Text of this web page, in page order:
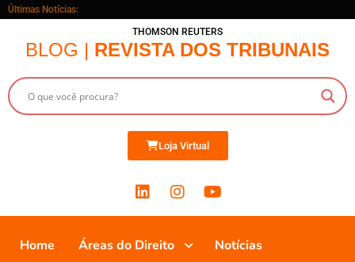
Últimas Notícias:
THOMSON REUTERS
BLOG | REVISTA DOS TRIBUNAIS
Loja Virtual
Home Áreas do Direito Notícias